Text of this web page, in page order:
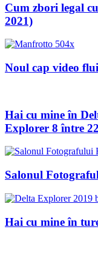
Cum zbori legal
2021)
Noul cap video
Hai cu mine în
Explorer 8 între
Salonul
Hai cu mine în